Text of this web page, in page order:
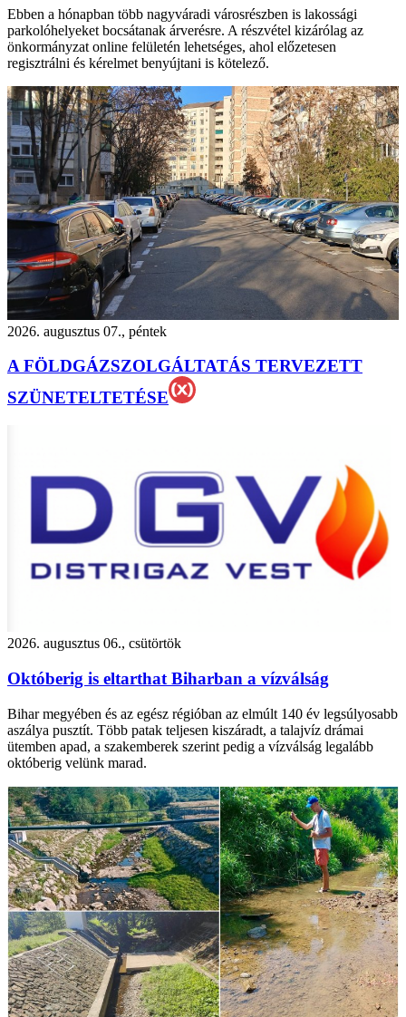
Ebben a hónapban több nagyváradi városrészben is lakossági
parkolóhelyeket bocsátanak árverésre. A részvétel kizárólag az
önkormányzat online felületén lehetséges, ahol előzetesen
regisztrálni és kérelmet benyújtani is kötelező.
2026. augusztus 07., péntek
A FÖLDGÁZSZOLGÁLTATÁS TERVEZETT
SZÜNETELTETÉSE
2026. augusztus 06., csütörtök
Októberig is eltarthat Biharban a vízválság
Bihar megyében és az egész régióban az elmúlt 140 év legsúlyosabb
aszálya pusztít. Több patak teljesen kiszáradt, a talajvíz drámai
ütemben apad, a szakemberek szerint pedig a vízválság legalább
októberig velünk marad.